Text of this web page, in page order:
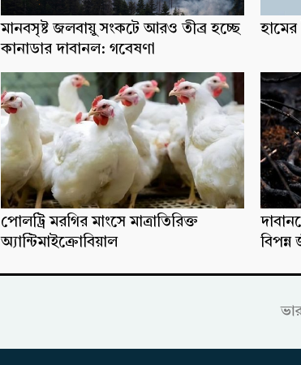
মানবসৃষ্ট জলবায়ু সংকটে আরও তীব্র হচ্ছে
কানাডার দাবানল: গবেষণা
পোলট্রি মরগির মাংসে মাত্রাতিরিক্ত
অ্যান্টিমাইক্রোবিয়াল
বিপন্ন